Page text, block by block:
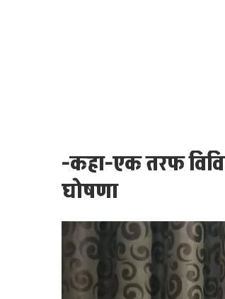
-कहा-एक तरफ विवि
घोषणा